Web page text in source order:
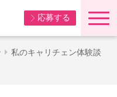
応募する
私のキャリチェン体験談